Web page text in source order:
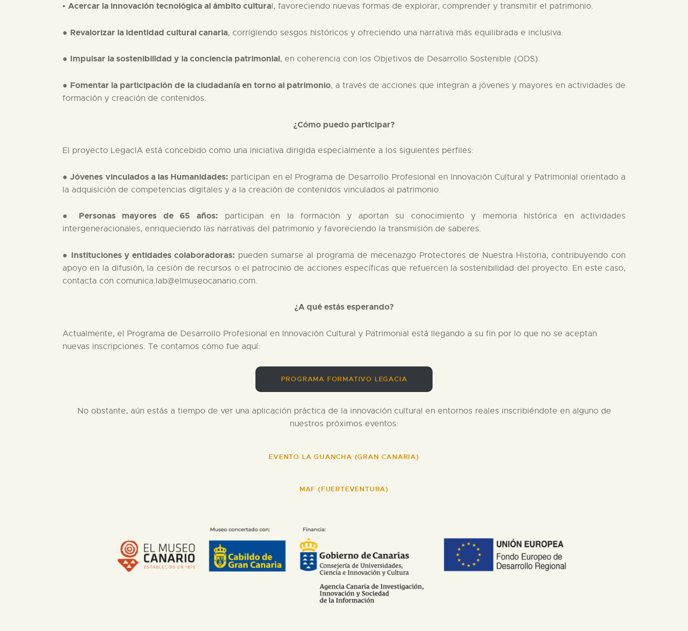
• Acercar la innovación tecnológica al ámbito cultural, favoreciendo nuevas formas de explorar, comprender y transmitir el patrimonio.
● Revalorizar la identidad cultural canaria, corrigiendo sesgos históricos y ofreciendo una narrativa más equilibrada e inclusiva.
● Impulsar la sostenibilidad y la conciencia patrimonial, en coherencia con los Objetivos de Desarrollo Sostenible (ODS).
● Fomentar la participación de la ciudadanía en torno al patrimonio, a través de acciones que integran a jóvenes y mayores en actividades de
formación y creación de contenidos.
¿Cómo puedo participar?
El proyecto LegacIA está concebido como una iniciativa dirigida especialmente a los siguientes perfiles:
●Jóvenes vinculados a las Humanidades: participan en el Programa de Desarrollo Profesional en Innovación Cultural y Patrimonial orientado a
la adquisición de competencias digitales y a la creación de contenidos vinculados al patrimonio.
● Personas mayores de 65 años: participan en la formación y aportan su conocimiento y memoria histórica en actividades
intergeneracionales, enriqueciendo las narrativas del patrimonio y favoreciendo la transmisión de saberes.
● Instituciones y entidades colaboradoras: pueden sumarse al programa de mecenazgo Protectores de Nuestra Historia, contribuyendo con
apoyo en la difusión, la cesión de recursos o el patrocinio de acciones específicas que refuercen la sostenibilidad del proyecto. En este caso,
contacta con comunica.lab@elmuseocanario.com.
¿A qué estás esperando?
Actualmente, el Programa de Desarrollo Profesional en Innovación Cultural y Patrimonial está llegando a su fin por lo que no se aceptan
nuevas inscripciones. Te contamos cómo fue aquí:
PROGRAMA FORMATIVO LEGACIA
No obstante, aún estás a tiempo de ver una aplicación práctica de la innovación cultural en entornos reales inscribiéndote en alguno de
nuestros próximos eventos:
EVENTO LA GUANCHA (GRAN CANARIA)
MAF (FUERTEVENTURA)